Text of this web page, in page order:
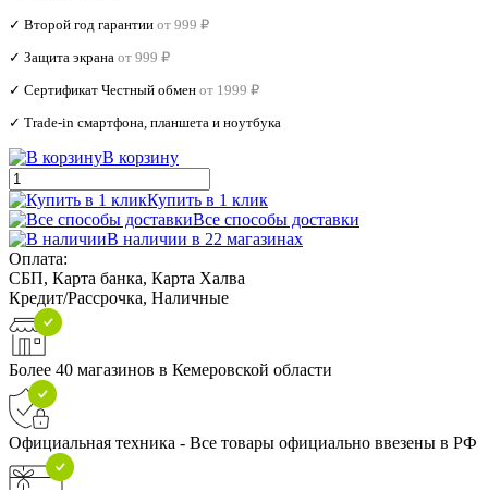
✓ Второй год гарантии от 999 ₽
✓ Защита экрана от 999 ₽
✓ Сертификат Честный обмен от 1999 ₽
✓ Trade‑in смартфона, планшета и ноутбука
В корзину
Купить в 1 клик
Все способы доставки
В наличии в 22 магазинах
Оплата:
СБП, Карта банка, Карта Халва
Кредит/Рассрочка, Наличные
Более 40 магазинов в Кемеровской области
Официальная техника - Все товары официально ввезены в РФ